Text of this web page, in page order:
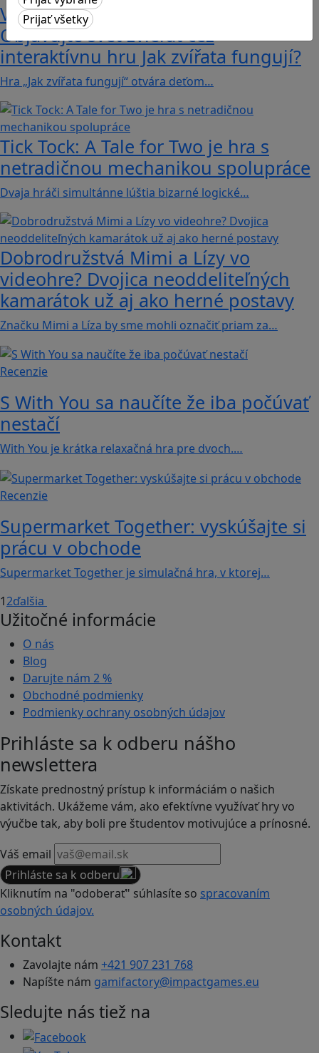
Vzdelávacie dobrodružstvo:
Objavujte svet zvierat cez
interaktívnu hru Jak zvířata fungují?
Hra „Jak zvířata fungují“ otvára deťom…
Tick Tock: A Tale for Tw‪o je hra s
netradičnou mechanikou spolupráce
Dvaja hráči simultánne lúštia bizarné logické…
Dobrodružstvá Mimi a Lízy vo
videohre? Dvojica neoddeliteľných
kamarátok už aj ako herné postavy
Značku Mimi a Líza by sme mohli označiť priam za…
Recenzie
S With You sa naučíte že iba počúvať
nestačí
With You je krátka relaxačná hra pre dvoch.…
Recenzie
Supermarket Together: vyskúšajte si
prácu v obchode
Supermarket Together je simulačná hra, v ktorej…
12ďalšia
Užitočné informácie
O nás
Blog
Darujte nám 2 %
Obchodné podmienky
Podmienky ochrany osobných údajov
Prihláste sa k odberu nášho
newslettera
Získate prednostný prístup k informáciám o našich
aktivitách. Ukážeme vám, ako efektívne využívať hry vo
výučbe tak, aby boli pre študentov motivujúce a prínosné.
Váš email
Prihláste sa k odberu
Kliknutím na "odoberať" súhlasíte so spracovaním
osobných údajov.
Kontakt
Zavolajte nám +421 907 231 768
Napíšte nám gamifactory@impactgames.eu
Sledujte nás tiež na